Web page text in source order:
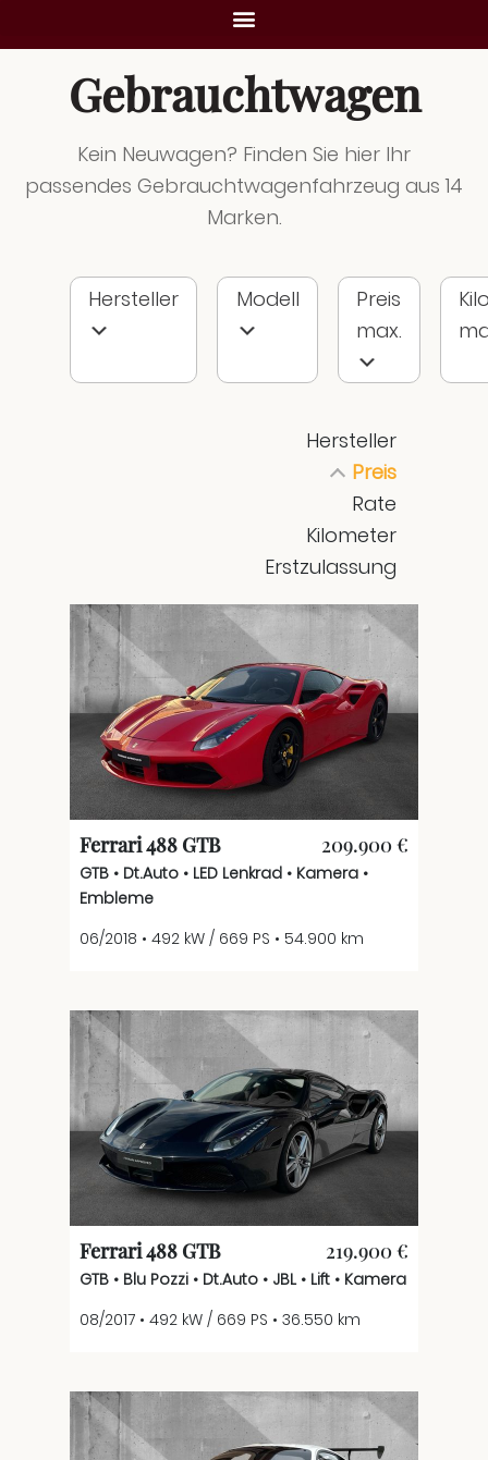
Gebrauchtwagen
Kein Neuwagen? Finden Sie hier Ihr
passendes Gebrauchtwagenfahrzeug aus 14
Marken.
Hersteller Modell
Preis
max.
Hersteller
Preis
Rate
Kilometer
Erstzulassung
Ferrari 488 GTB 209.900 €
GTB • Dt.Auto • LED Lenkrad • Kamera •
Embleme
06/2018 • 492 kW / 669 PS • 54.900 km
Ferrari 488 GTB 219.900 €
GTB • Blu Pozzi • Dt.Auto • JBL • Lift • Kamera
08/2017 • 492 kW / 669 PS • 36.550 km